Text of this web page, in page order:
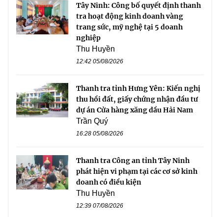
Tây Ninh: Công bố quyết định thanh
tra hoạt động kinh doanh vàng
trang sức, mỹ nghệ tại 5 doanh
nghiệp
Thu Huyền
12:42 05/08/2026
Thanh tra tỉnh Hưng Yên: Kiến nghị
thu hồi đất, giấy chứng nhận đầu tư
dự án Cửa hàng xăng dầu Hải Nam
Trần Quý
16:28 05/08/2026
Thanh tra Công an tỉnh Tây Ninh
phát hiện vi phạm tại các cơ sở kinh
doanh có điều kiện
Thu Huyền
12:39 07/08/2026